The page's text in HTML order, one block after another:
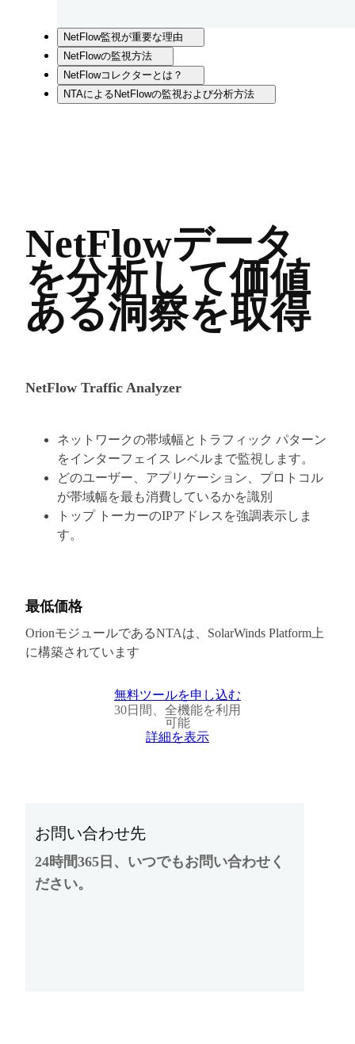
NetFlow監視が重要な理由
NetFlowの監視方法
NetFlowコレクターとは？
NTAによるNetFlowの監視および分析方法
NetFlowデータ
を分析して価値
ある洞察を取得
NetFlow Traffic Analyzer
ネットワークの帯域幅とトラフィック パターン
をインターフェイス レベルまで監視します。
どのユーザー、アプリケーション、プロトコル
が帯域幅を最も消費しているかを識別
トップ トーカーのIPアドレスを強調表示しま
す。
最低価格
OrionモジュールであるNTAは、SolarWinds Platform上
に構築されています
無料ツールを申し込む
30日間、全機能を利用
可能
詳細を表示
お問い合わせ先
24時間365日、いつでもお問い合わせく
ださい。